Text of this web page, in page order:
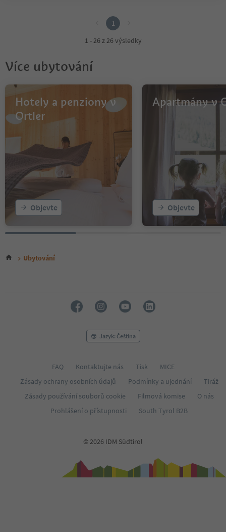
1
1 - 26 z 26 výsledky
Více ubytování
Hotely a penziony v
Ortler
Objevte
Apartmány v
Objevte
Ubytování
Jazyk: Čeština
FAQ Kontaktujte nás Tisk
MICE
Zásady ochrany osobních údajů
Podmínky a ujednání
Tiráž
Zásady používání souborů cookie
Filmová komise
O nás
Prohlášení o přístupnosti
South Tyrol B2B
© 2026 IDM Südtirol